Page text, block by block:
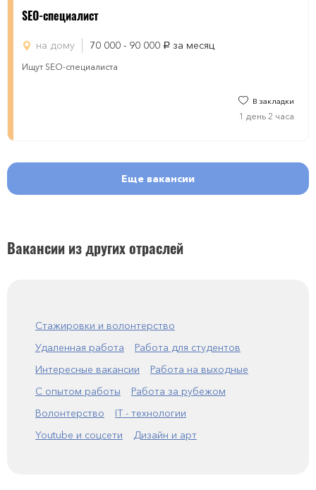
SEO-специалист
на дому 70 000 - 90 000 руб. за месяц
Ищут SEO-специалиста
В закладки
1 день 2 часа
Еще вакансии
Вакансии из других отраслей
Стажировки и волонтерство
Удаленная работа
Работа для студентов
Интересные вакансии
Работа на выходные
С опытом работы
Работа за рубежом
Волонтерство
IT - технологии
Youtube и соцсети
Дизайн и арт